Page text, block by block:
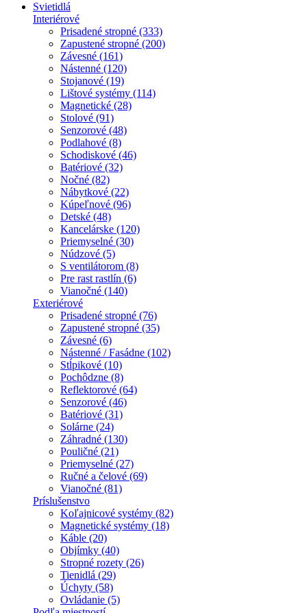
Svietidlá
Interiérové
Prisadené stropné (333)
Zapustené stropné (200)
Závesné (161)
Nástenné (120)
Stojanové (19)
Lištové systémy (114)
Magnetické (28)
Stolové (91)
Senzorové (48)
Podlahové (8)
Schodiskové (46)
Batériové (32)
Nočné (82)
Nábytkové (22)
Kúpeľnové (96)
Detské (48)
Kancelárske (120)
Priemyselné (30)
Núdzové (5)
S ventilátorom (8)
Pre rast rastlín (6)
Vianočné (140)
Exteriérové
Prisadené stropné (76)
Zapustené stropné (35)
Závesné (6)
Nástenné / Fasádne (102)
Stĺpikové (10)
Pochôdzne (8)
Reflektorové (64)
Senzorové (46)
Batériové (31)
Solárne (24)
Záhradné (130)
Pouličné (21)
Priemyselné (27)
Ručné a čelové (69)
Vianočné (81)
Príslušenstvo
Koľajnicové systémy (82)
Magnetické systémy (18)
Káble (20)
Objímky (40)
Stropné rozety (26)
Tienidlá (29)
Úchyty (58)
Ovládanie (5)